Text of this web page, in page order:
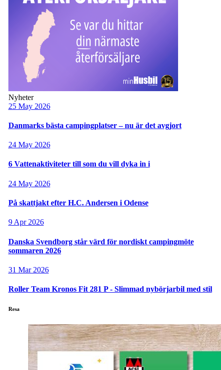
Nyheter
25 May 2026
Danmarks bästa campingplatser – nu är det avgjort
24 May 2026
6 Vattenaktiviteter till som du vill dyka in i
24 May 2026
På skattjakt efter H.C. Andersen i Odense
9 Apr 2026
Danska Svendborg står värd för nordiskt campingmöte
sommaren 2026
31 Mar 2026
Roller Team Kronos Fit 281 P - Slimmad nybörjarbil med stil
Resa